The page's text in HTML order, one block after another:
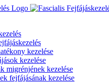
kezelése
kezelése
migrénjének kezelése
fejfájásának kezelése